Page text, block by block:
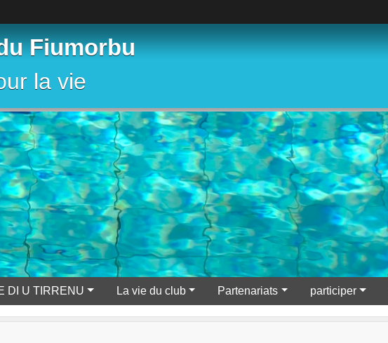
Fiumorbu
la vie
DI U TIRRENU La vie du club Partenariats participer